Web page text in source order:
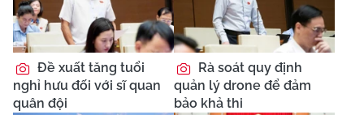
Đề xuất tăng tuổi
nghỉ hưu đối với sĩ quan
quân đội
Rà soát quy định
quản lý drone để đảm
bảo khả thi